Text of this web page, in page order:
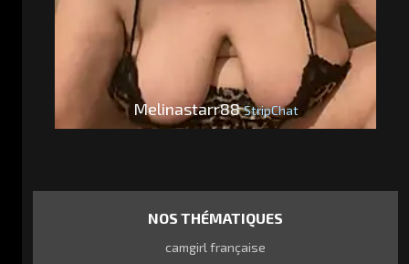
Melinastarr88StripChat
NOS THÉMATIQUES
camgirl française